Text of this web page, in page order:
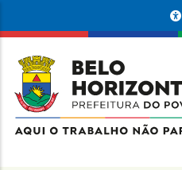
conteúdo
principal
da
Prefeitura
de